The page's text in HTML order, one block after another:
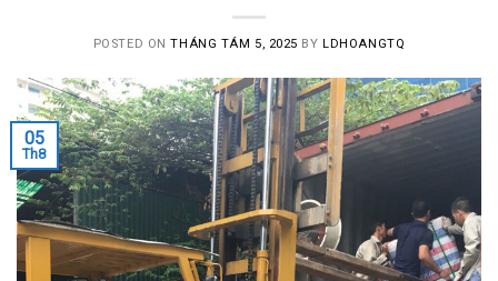
POSTED ONTHÁNG TÁM 5, 2025 BYLDHOANGTQ
05
Th8